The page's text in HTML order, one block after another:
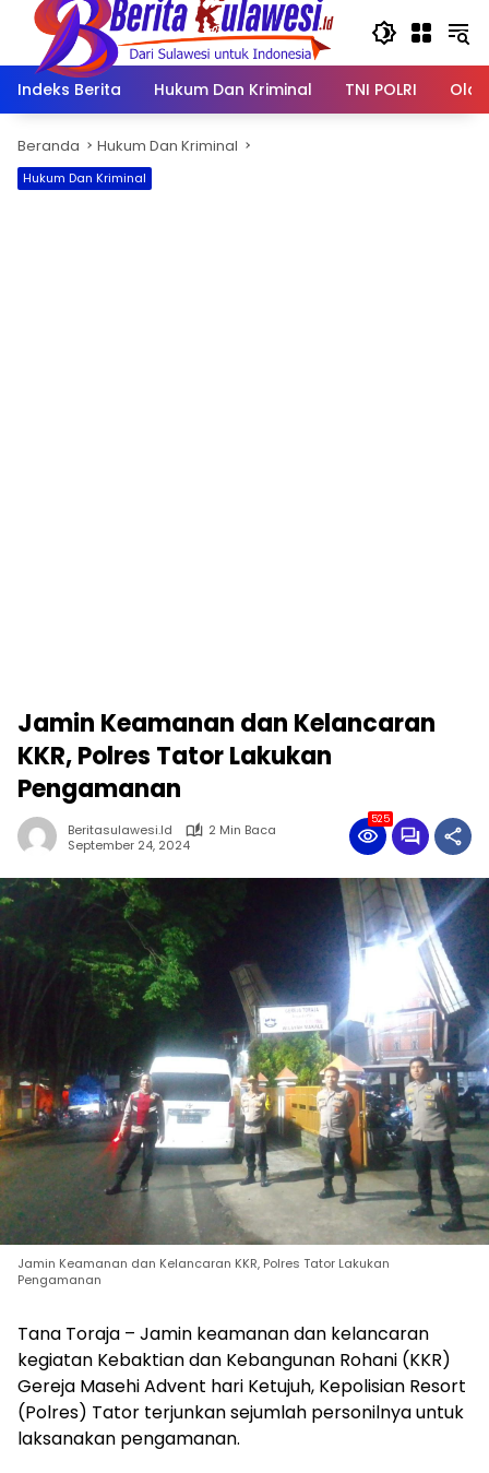
Langsung
konten
Indeks Berita
Hukum Dan Kriminal TNI POLRI
Beranda Hukum Dan Kriminal
Hukum Dan Kriminal
Jamin Keamanan dan Kelancaran
KKR, Polres Tator Lakukan
Pengamanan
Beritasulawesi.id
2 Min Baca
September 24, 2024
525
Jamin Keamanan dan Kelancaran KKR, Polres Tator Lakukan
Pengamanan
Tana Toraja – Jamin keamanan dan kelancaran
kegiatan Kebaktian dan Kebangunan Rohani (KKR)
Gereja Masehi Advent hari Ketujuh, Kepolisian Resort
(Polres) Tator terjunkan sejumlah personilnya untuk
laksanakan pengamanan.